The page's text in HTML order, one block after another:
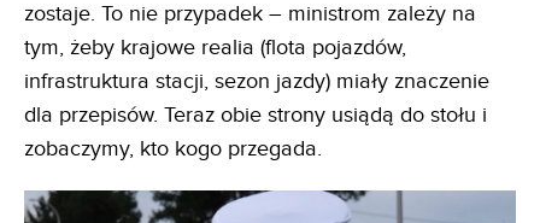
zostaje. To nie przypadek – ministrom zależy na
tym, żeby krajowe realia (flota pojazdów,
infrastruktura stacji, sezon jazdy) miały znaczenie
dla przepisów. Teraz obie strony usiądą do stołu i
zobaczymy, kto kogo przegada.